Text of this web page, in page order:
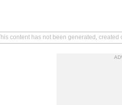
content has not been generated,